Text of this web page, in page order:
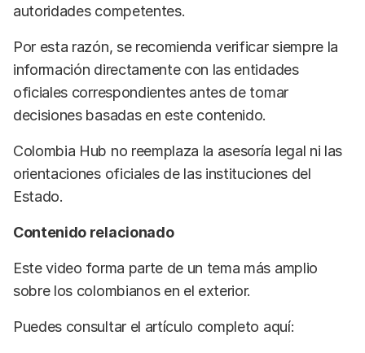
autoridades competentes.
Por esta razón, se recomienda verificar siempre la
información directamente con las entidades
oficiales correspondientes antes de tomar
decisiones basadas en este contenido.
Colombia Hub no reemplaza la asesoría legal ni las
orientaciones oficiales de las instituciones del
Estado.
Contenido relacionado
Este video forma parte de un tema más amplio
sobre los colombianos en el exterior.
Puedes consultar el artículo completo aquí: